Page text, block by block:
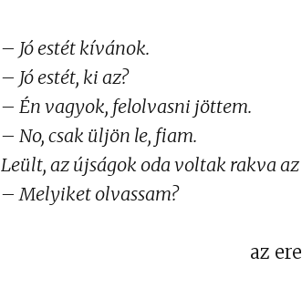
– Jó estét kívánok.
– Jó estét, ki az?
– Én vagyok, felolvasni jöttem.
– No, csak üljön le, fiam.
Leült, az újságok oda voltak rakva
– Melyiket olvassam?
az